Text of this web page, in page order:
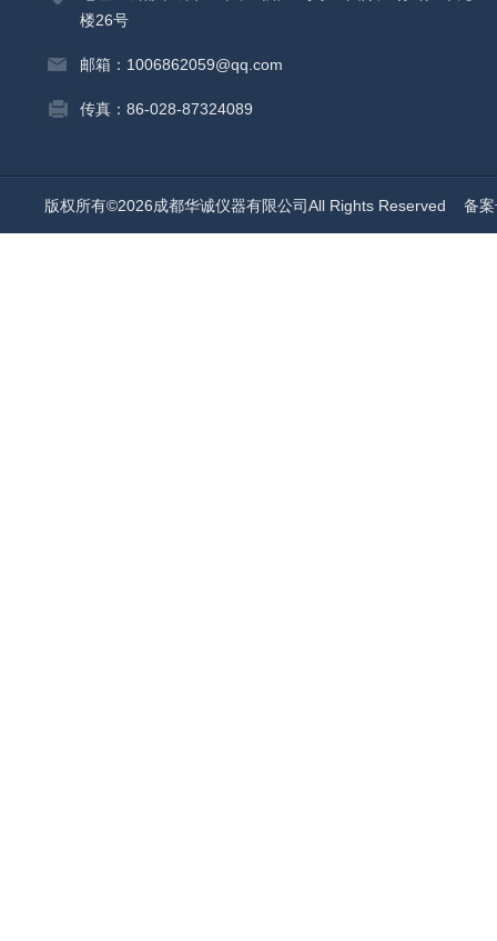
楼26号
邮箱：1006862059@qq.com
传真：86-028-87324089
版权所有©2026成都华诚仪器有限公司All Rights Reserved 备